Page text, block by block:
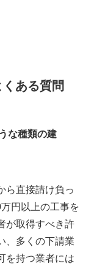
くある質問
な種類の建
ら直接請け負っ
円以上の工事を
が取得すべき許
、多くの下請業
を持つ業者には